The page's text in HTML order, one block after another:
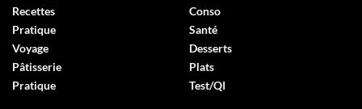
Recettes
Conso
Pratique
Santé
Voyage
Desserts
Pâtisserie
Plats
Pratique
Test/QI